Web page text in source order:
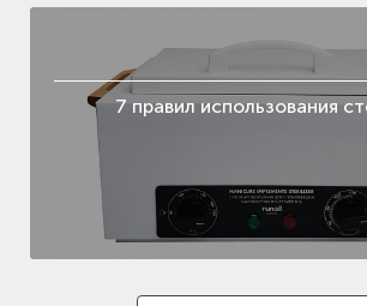
7 правил использования